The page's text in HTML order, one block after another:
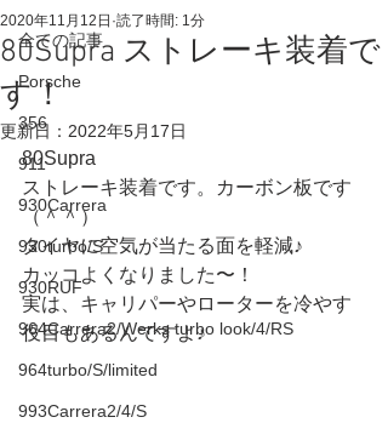
全ての記事
Porsche
356
911
930Carrera
930turbo/S
930RUF
964Carrera2/Werks turbo look/4/RS
964turbo/S/limited
993Carrera2/4/S
80Supra ストレーキ装着で
す！
2020年11月12日 読了時間: 1分
更新日： 2022年5月17日
80Supra
ストレーキ装着です。カーボン板です
（＾＾）
タイヤに空気が当たる面を軽減♪
カッコよくなりました〜！
実は、キャリパーやローターを冷やす
役目もあるんですよ♪